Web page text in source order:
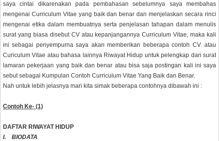
saya cintai dikarenakan pada pembahasan sebelumnya saya membahas
mengenai Curriculum Vitae yang baik dan benar dan menjelaskan secara rinci
mengenai etika dalam membuatnya serta penjelasan tahapan dalam menulis
surat yang biasa disebut CV atau kepanjangannya Curriculum Vitae, maka kali
ini sebagai penyempurna saya akan memberikan beberapa contoh CV. atau
Curiculum Vitae atau bahasa lainnya Riwayat Hidup untuk pelengkap dari surat
lamaran pekerjaan yang baik dan benar atau bisa saja postingan kali ini saya
sebut sebagai Kumpulan Contoh Curriculum Vitae Yang Baik dan Benar.
Nah untuk lebih jelasnya mari kita simak beberapa contohnya dibawah ini :
Contoh Ke- (1)
DAFTAR RIWAYAT HIDUP
I. BIODATA